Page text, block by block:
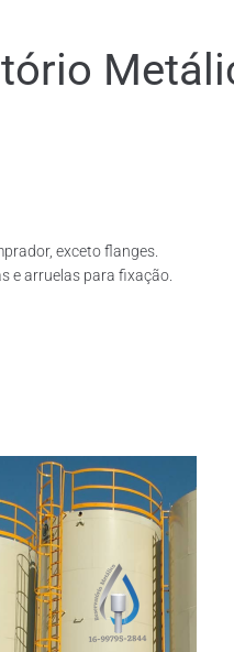
exceto flanges.
e arruelas para fixação.